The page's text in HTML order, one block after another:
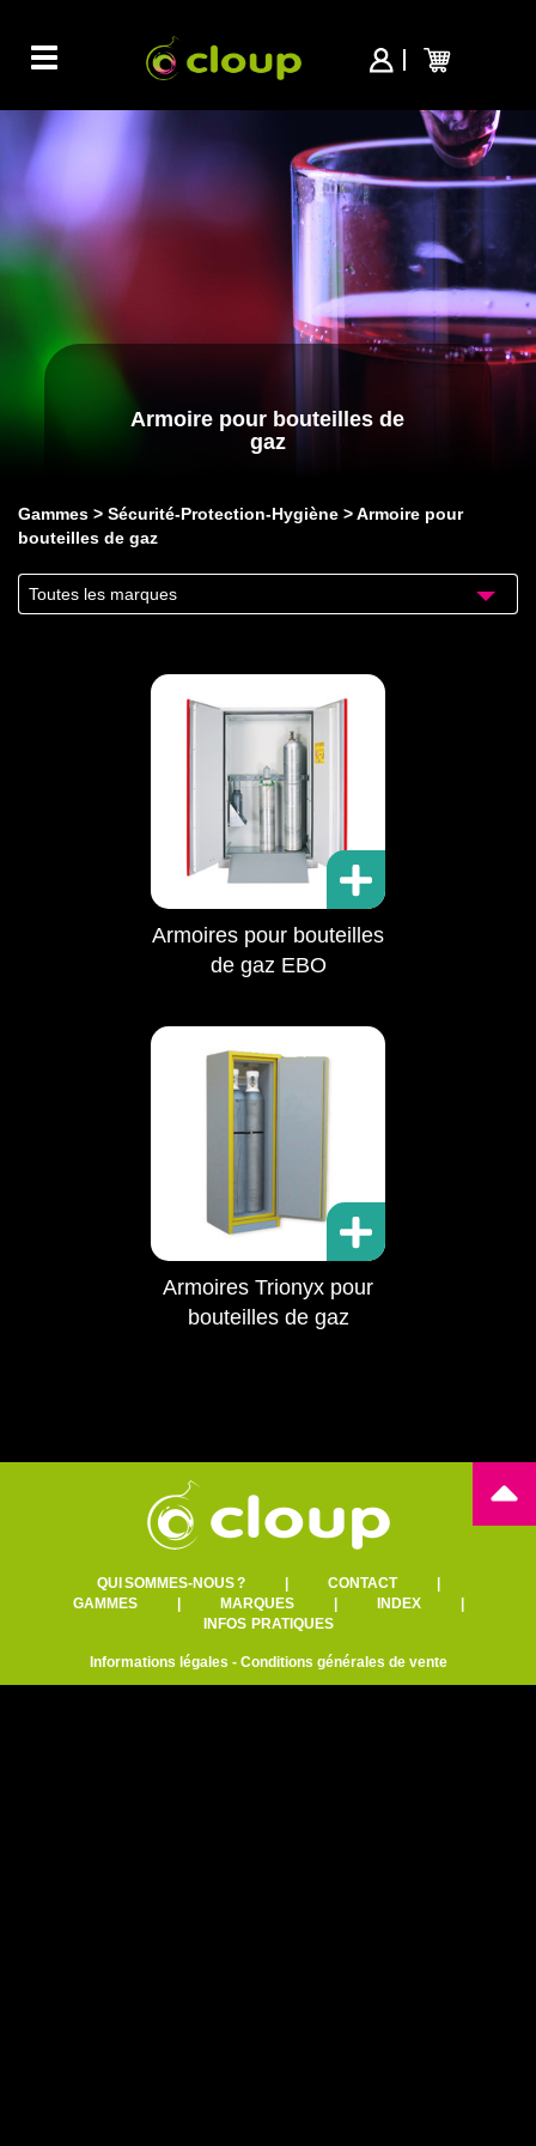
Toggle
navigation
Armoire pour bouteilles de
gaz
Gammes Sécurité-Protection-Hygiène
Armoire pour
bouteilles de gaz
Toutes les marques
Armoires pour bouteilles
de gaz EBO
Armoires Trionyx pour
bouteilles de gaz
QUI SOMMES-NOUS ?| CONTACT|
GAMMES| MARQUES| INDEX|
INFOS PRATIQUES
Informations légales - Conditions générales de vente